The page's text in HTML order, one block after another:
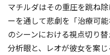
マチルダはその重圧を跳ね
ーを通して悲劇を「治療可
のシーンにおける視点切り
分析眼と、レオが彼女を案